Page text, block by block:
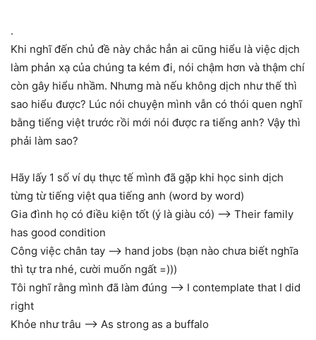
.
Khi nghĩ đến chủ đề này chắc hẳn ai cũng hiểu là việc dịch
làm phản xạ của chúng ta kém đi, nói chậm hơn và thậm chí
còn gây hiểu nhầm. Nhưng mà nếu không dịch như thế thì
sao hiểu được? Lúc nói chuyện mình vẫn có thói quen nghĩ
bằng tiếng việt trước rồi mới nói được ra tiếng anh? Vậy thì
phải làm sao?
Hãy lấy 1 số ví dụ thực tế mình đã gặp khi học sinh dịch
từng từ tiếng việt qua tiếng anh (word by word)
Gia đình họ có điều kiện tốt (ý là giàu có) –> Their family
has good condition
Công việc chân tay –> hand jobs (bạn nào chưa biết nghĩa
thì tự tra nhé, cười muốn ngất =)))
Tôi nghĩ rằng mình đã làm đúng –> I contemplate that I did
right
Khỏe như trâu –> As strong as a buffalo